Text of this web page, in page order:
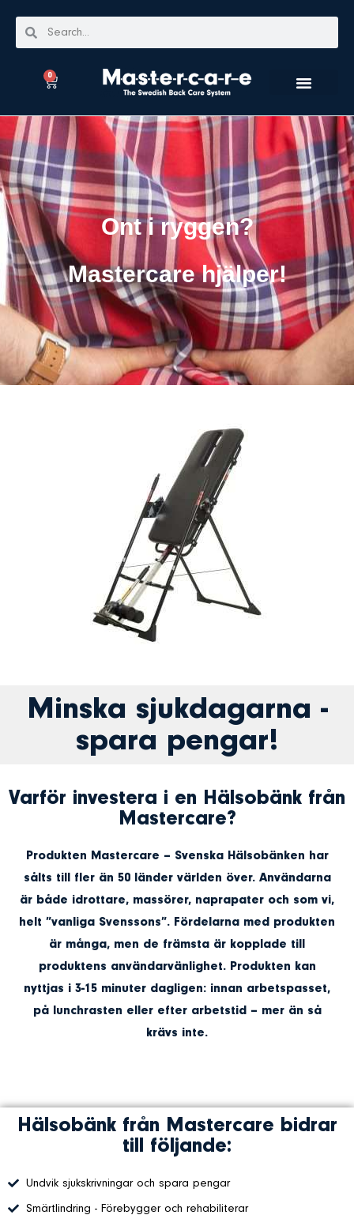
0
Ont i ryggen?
Mastercare hjälper!
Minska sjukdagarna -
spara pengar!
Varför investera i en Hälsobänk från
Mastercare?
Produkten Mastercare – Svenska Hälsobänken har
sålts till fler än 50 länder världen över. Användarna
är både idrottare, massörer, naprapater och som vi,
helt ”vanliga Svenssons”. Fördelarna med produkten
är många, men de främsta är kopplade till
produktens användarvänlighet. Produkten kan
nyttjas i 3-15 minuter dagligen: innan arbetspasset,
på lunchrasten eller efter arbetstid – mer än så
krävs inte.
Hälsobänk från Mastercare bidrar
till följande:
Undvik sjukskrivningar och spara pengar
Smärtlindring - Förebygger och rehabiliterar